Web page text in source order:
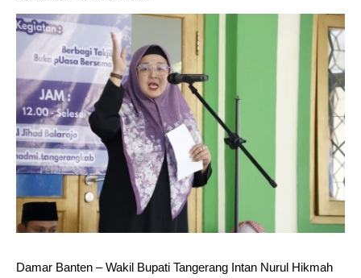
Damar Banten – Wakil Bupati Tangerang Intan Nurul Hikmah